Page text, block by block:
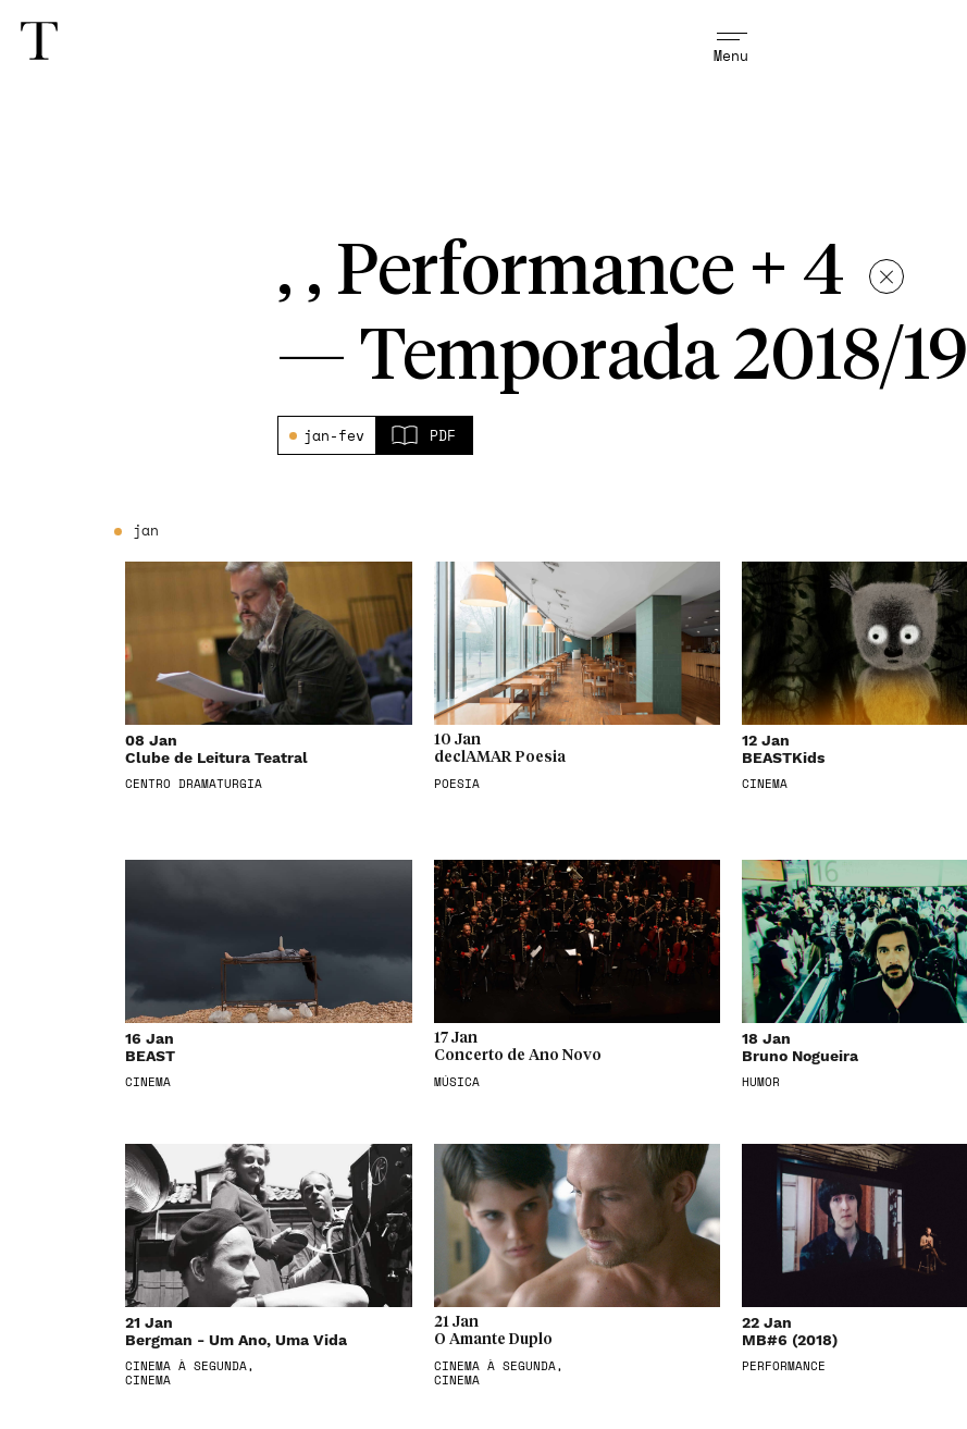
Menu
, , Performance + 4
— Temporada 2018/19
jan-fev PDF
jan
08 Jan
Clube de Leitura Teatral
CENTRO DRAMATURGIA
10 Jan
declAMAR Poesia
POESIA
12 Jan
BEASTKids
CINEMA
16 Jan
BEAST
CINEMA
17 Jan
Concerto de Ano Novo
MÚSICA
18 Jan
Bruno Nogueira
HUMOR
21 Jan
Bergman - Um Ano, Uma Vida
CINEMA À SEGUNDA,
CINEMA
21 Jan
O Amante Duplo
CINEMA À SEGUNDA,
CINEMA
22 Jan
MB#6 (2018)
PERFORMANCE